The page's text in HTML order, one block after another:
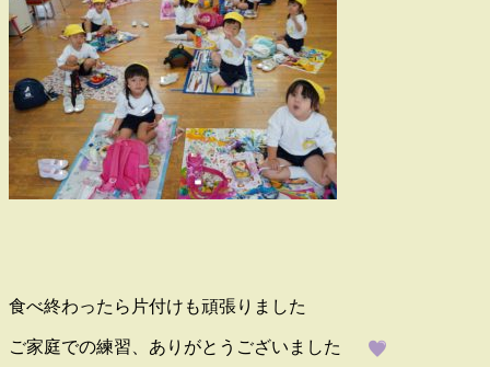
食べ終わったら片付けも頑張りました
ご家庭での練習、ありがとうございました